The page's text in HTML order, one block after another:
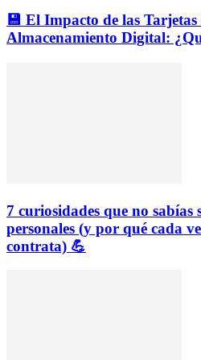
💾 El Impacto de las
Almacenamiento Digital:
7 curiosidades que no sabías
personales (y por qué cada
contrata) 💪